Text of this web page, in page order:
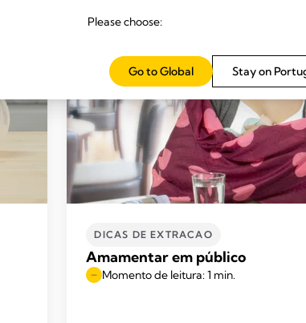
DICAS DE EXTRACAO
Amamentar em público
Momento de leitura: 1 min.
Please choose:
Stay on
Go to Global